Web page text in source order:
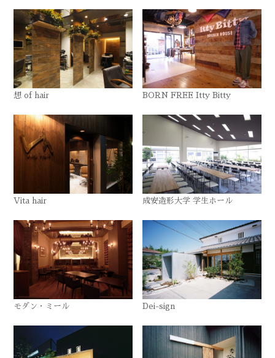
想 of hair BORN FREE Itty Bitty
Vita hair 成安造形大学 学生ホール
モダン・ミール Dei-sign